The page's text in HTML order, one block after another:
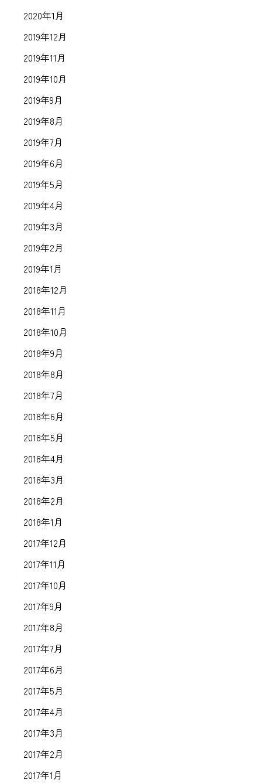
2020年1月
2019年12月
2019年11月
2019年10月
2019年9月
2019年8月
2019年7月
2019年6月
2019年5月
2019年4月
2019年3月
2019年2月
2019年1月
2018年12月
2018年11月
2018年10月
2018年9月
2018年8月
2018年7月
2018年6月
2018年5月
2018年4月
2018年3月
2018年2月
2018年1月
2017年12月
2017年11月
2017年10月
2017年9月
2017年8月
2017年7月
2017年6月
2017年5月
2017年4月
2017年3月
2017年2月
2017年1月